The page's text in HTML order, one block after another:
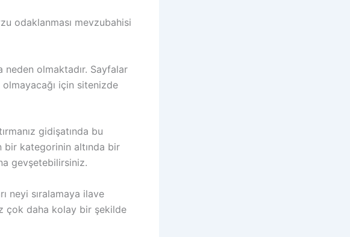
odaklanması mevzubahisi
neden olmaktadır. Sayfalar
için sitenizde
gidişatında bu
bir kategorinin altında bir
gevşetebilirsiniz.
neyi sıralamaya ilave
çok daha kolay bir şekilde